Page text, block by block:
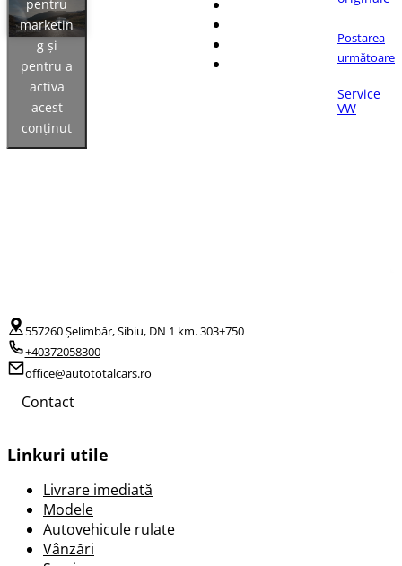
pentru
marketin
g și
pentru a
activa
acest
conținut
Postarea
următoare
Service
VW
557260 Șelimbăr, Sibiu, DN 1 km. 303+750
+40372058300
office@autototalcars.ro
Contact
Linkuri utile
Livrare imediată
Modele
Autovehicule rulate
Vânzări